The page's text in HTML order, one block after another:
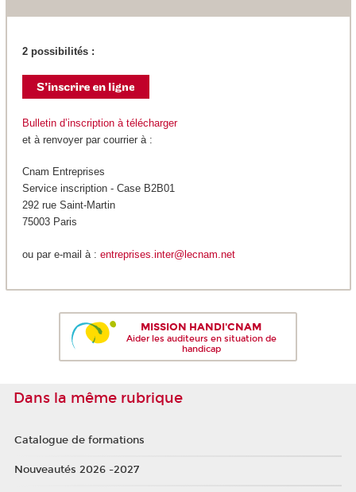
2 possibilités :
Bulletin d’inscription à télécharger
et à renvoyer par courrier à :
Cnam Entreprises
Service inscription - Case B2B01
292 rue Saint-Martin
75003 Paris
ou par e-mail à : entreprises.inter@lecnam.net
MISSION HANDI'CNAM
Aider les auditeurs en situation de
handicap
Dans la même rubrique
Catalogue de formations
Nouveautés 2026 -2027